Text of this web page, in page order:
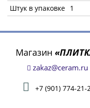
Штук в упаковке 1
Магазин
zakaz@ceram.ru
+7 (901) 774-21-